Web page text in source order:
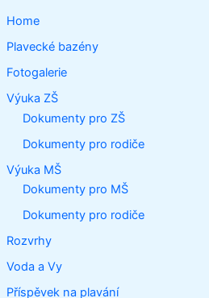
Home
Plavecké bazény
Fotogalerie
Výuka ZŠ
Dokumenty pro ZŠ
Dokumenty pro rodiče
Výuka MŠ
Dokumenty pro MŠ
Dokumenty pro rodiče
Rozvrhy
Voda a Vy
Příspěvek na plavání